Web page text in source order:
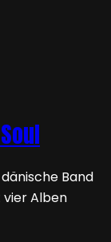
Band
Alben